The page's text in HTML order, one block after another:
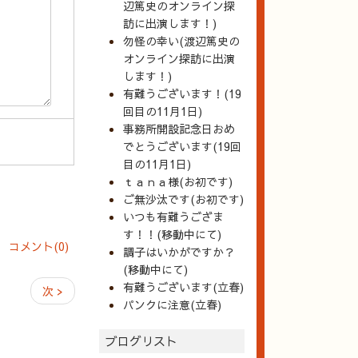
コメント(0)
次 >
辺篤史のオンライン探
訪に出演します！)
勿怪の幸い(渡辺篤史の
オンライン探訪に出演
します！)
有難うございます！(19
回目の11月1日)
事務所開設記念日おめ
でとうございます(19回
目の11月1日)
ｔａｎａ様(お初です)
ご無沙汰です(お初です)
いつも有難うござま
す！！(移動中にて)
調子はいかがですか？
(移動中にて)
有難うございます(立春)
パンクに注意(立春)
ブログリスト